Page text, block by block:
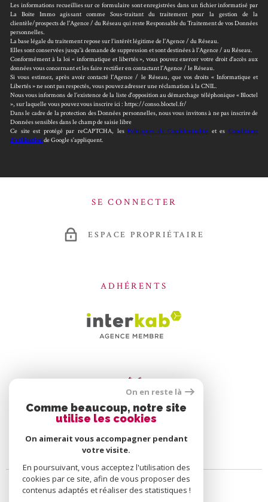
Les informations recueillies sur ce formulaire sont enregistrées dans un fichier informatisé par
La Boite Immo agissant comme Sous-traitant du traitement pour la gestion de la
clientèle/prospects de l'Agence / du Réseau qui reste Responsable du Traitement de vos Données
personnelles.
La base légale du traitement repose sur l’intérêt légitime de l'Agence / du Réseau.
Elles sont conservées jusqu'à demande de suppression et sont destinées à l'Agence / au Réseau.
Conformément à la loi « informatique et libertés », vous pouvez exercer votre droit d'accès aux
données vous concernant et les faire rectifier en contactant l'Agence / le Réseau.
Si vous estimez, après avoir contacté l'Agence / le Réseau, que vos droits « Informatique et
Libertés » ne sont pas respectés, vous pouvez adresser une réclamation à la CNIL.
Nous vous informons de l’existence de la liste d'opposition au démarchage téléphonique « Bloctel
», sur laquelle vous pouvez vous inscrire ici : https://conso.bloctel.fr/
Dans le cadre de la protection des Données personnelles, nous vous invitons à ne pas inscrire de
Données sensibles dans le champ de saisie libre
Ce site est protégé par reCAPTCHA, lesPolitiques de Confidentialité et esConditions
d'utilisationde Google s'appliquent.
SE CONNECTER
ESPACE PROPRIÉTAIRE
ADHÉRENTS
On en reste là
Comme beaucoup, notre site
utilise les cookies
On aimerait vous accompagner pendant
votre visite.
En poursuivant, vous acceptez l'utilisation des
cookies par ce site, afin de vous proposer des
contenus adaptés et réaliser des statistiques !